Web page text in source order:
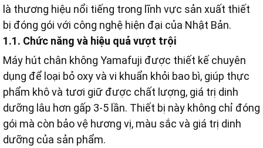
là thương hiệu nổi tiếng trong lĩnh vực sản xuất thiết
bị đóng gói với công nghệ hiện đại của Nhật Bản.
1.1. Chức năng và hiệu quả vượt trội
Máy hút chân không Yamafuji được thiết kế chuyên
dụng để loại bỏ oxy và vi khuẩn khỏi bao bì, giúp thực
phẩm khô và tươi giữ được chất lượng, giá trị dinh
dưỡng lâu hơn gấp 3-5 lần. Thiết bị này không chỉ đóng
gói mà còn bảo vệ hương vị, màu sắc và giá trị dinh
dưỡng của sản phẩm.